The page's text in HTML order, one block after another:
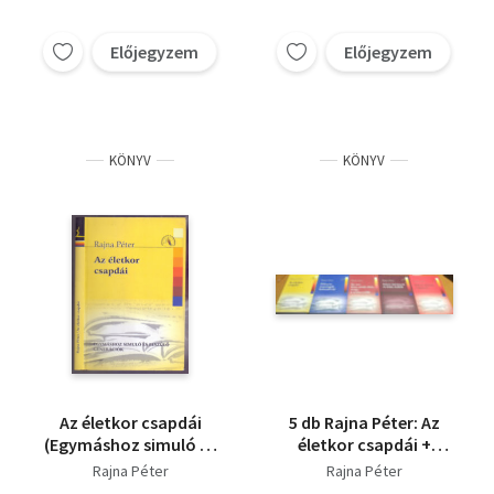
Előjegyzem Előjegyzem
KÖNYV
Az életkor csapdái
(Egymáshoz simuló és
feszülő generációk -
Rajna Péter
KÖNYV
5 db Rajna Péter: Az
életkor csapdái +
Dilinyós szorongók
Rajna Péter